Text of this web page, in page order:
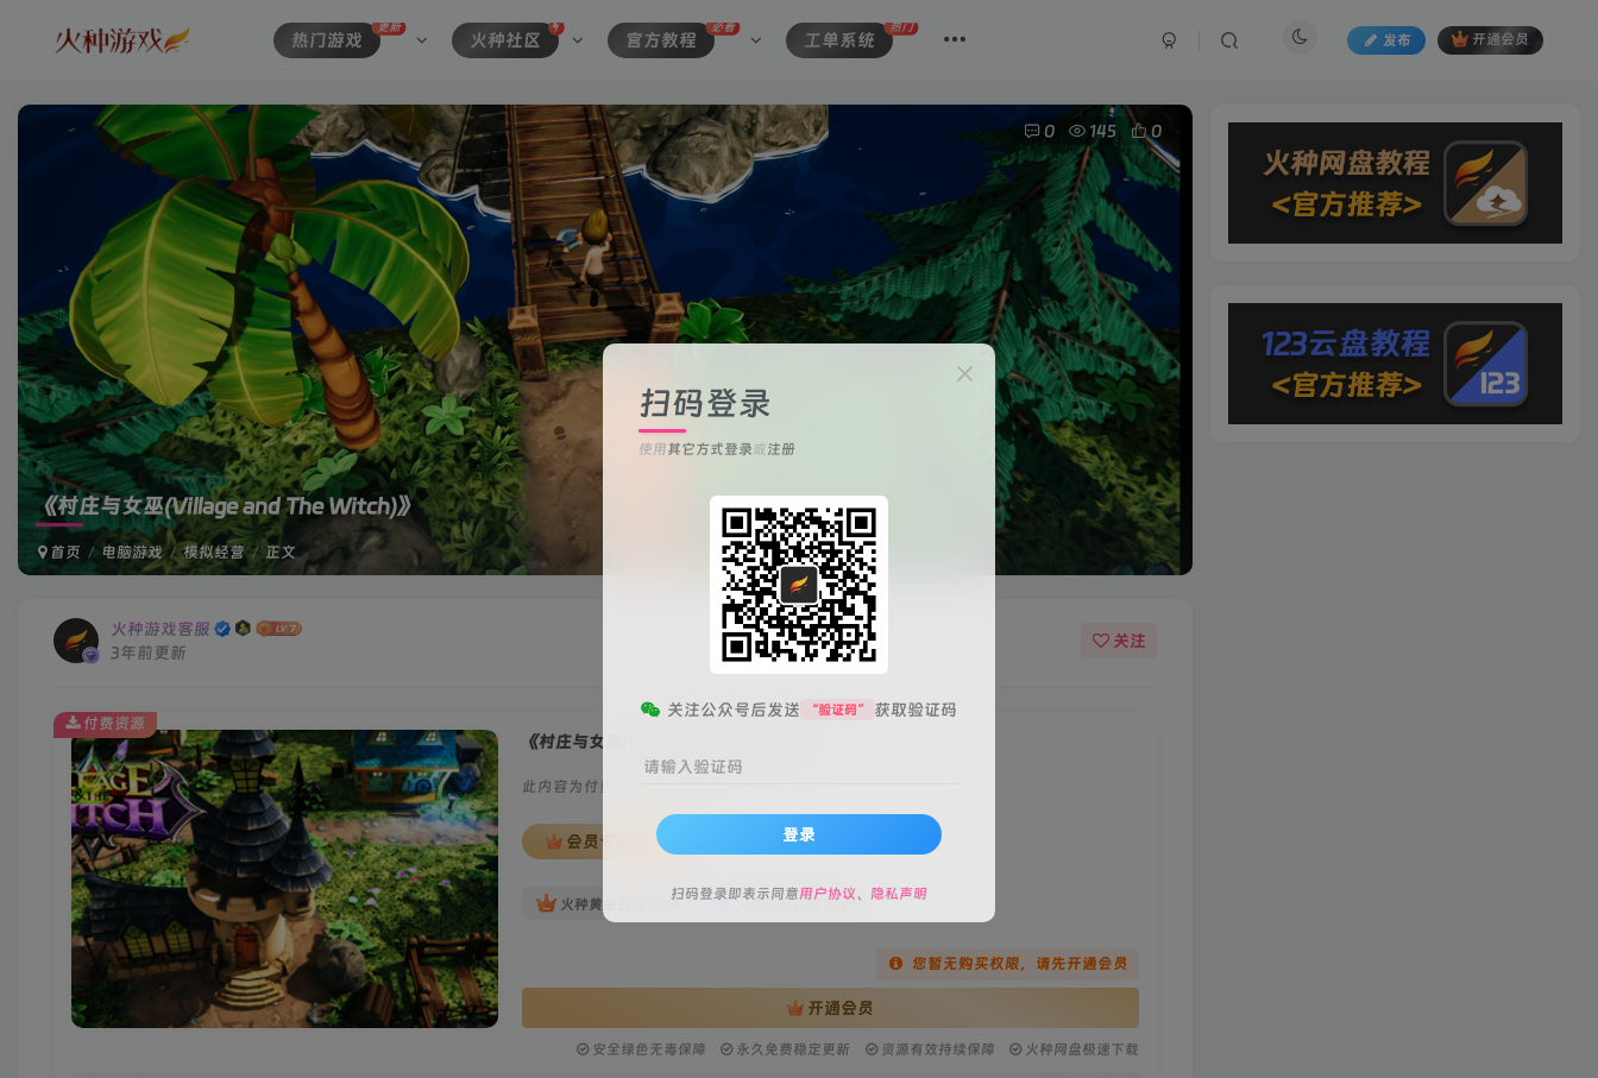
热门游戏
更新
火种社区 官方教程
必看
工单系统
热门
发布 开通会员
《村庄与女巫(Village and The Witch)》
首页 电脑游戏 模拟经营 正文
0 145 0
火种游戏客服
3年前更新
关注
《村庄与女巫(Village and The Witch)》
此内容为付费资源，请付费后查看
会员专属资源
火种黄金会员 免费 火种黑钻会员 免费
您暂无购买权限，请先开通会员
开通会员
安全绿色无毒保障 永久免费稳定更新 资源有效持续保障 火种网盘极速下载
付费资源
扫码登录
使用其它方式登录或注册
关注公众号后发送 “验证码” 获取验证码
请输入验证码
登录
扫码登录即表示同意用户协议、 隐私声明